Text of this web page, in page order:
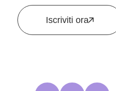
Iscriviti ora